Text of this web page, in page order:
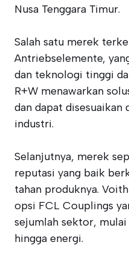
Nusa Tenggara Timur.
Salah satu merek
Antriebselemente,
dan teknologi tinggi
R+W menawarkan
dan dapat disesuaikan
industri.
Selanjutnya, merek
reputasi yang baik
tahan produknya.
opsi FCL Couplings
sejumlah sektor,
hingga energi.